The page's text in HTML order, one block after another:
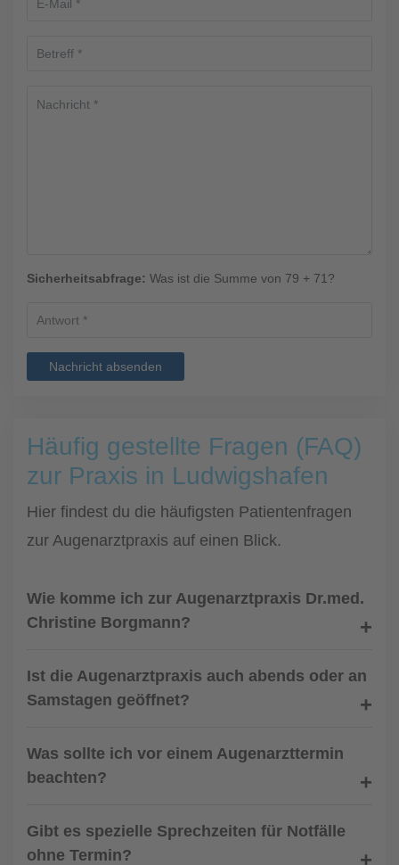
Sicherheitsabfrage: Was ist die Summe von 79 + 71?
Nachricht absenden
Häufig gestellte Fragen (FAQ)
zur Praxis in Ludwigshafen
Hier findest du die häufigsten Patientenfragen
zur Augenarztpraxis auf einen Blick.
Wie komme ich zur Augenarztpraxis Dr.med.
Christine Borgmann?
Ist die Augenarztpraxis auch abends oder an
Samstagen geöffnet?
Was sollte ich vor einem Augenarzttermin
beachten?
Gibt es spezielle Sprechzeiten für Notfälle
ohne Termin?